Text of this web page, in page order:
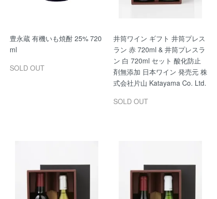
豊永蔵 有機いも焼酎 25% 720
ml
SOLD OUT
井筒ワイン ギフト 井筒プレス
ラン 赤 720ml & 井筒プレスラ
ン 白 720ml セット 酸化防止
剤無添加 日本ワイン 発売元 株
式会社片山 Katayama Co. Ltd.
SOLD OUT